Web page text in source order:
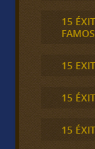
15
15
15
15